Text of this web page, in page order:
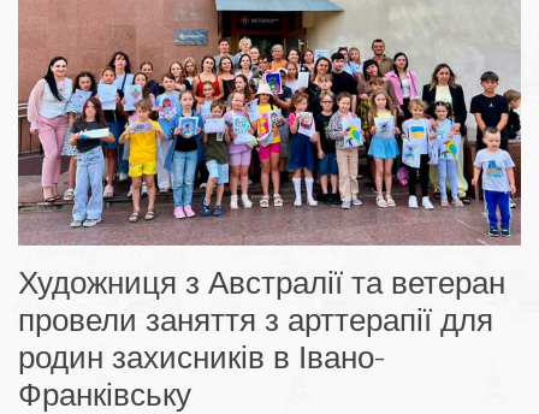
Художниця з Австралії та ветеран
провели заняття з арттерапії для
родин захисників в Івано-
Франківську